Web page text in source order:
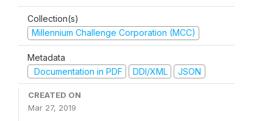
Collection(s)
Millennium Challenge Corporation (MCC)
Metadata
Documentation in PDF
DDI/XML JSON
CREATED ON
Mar 27, 2019